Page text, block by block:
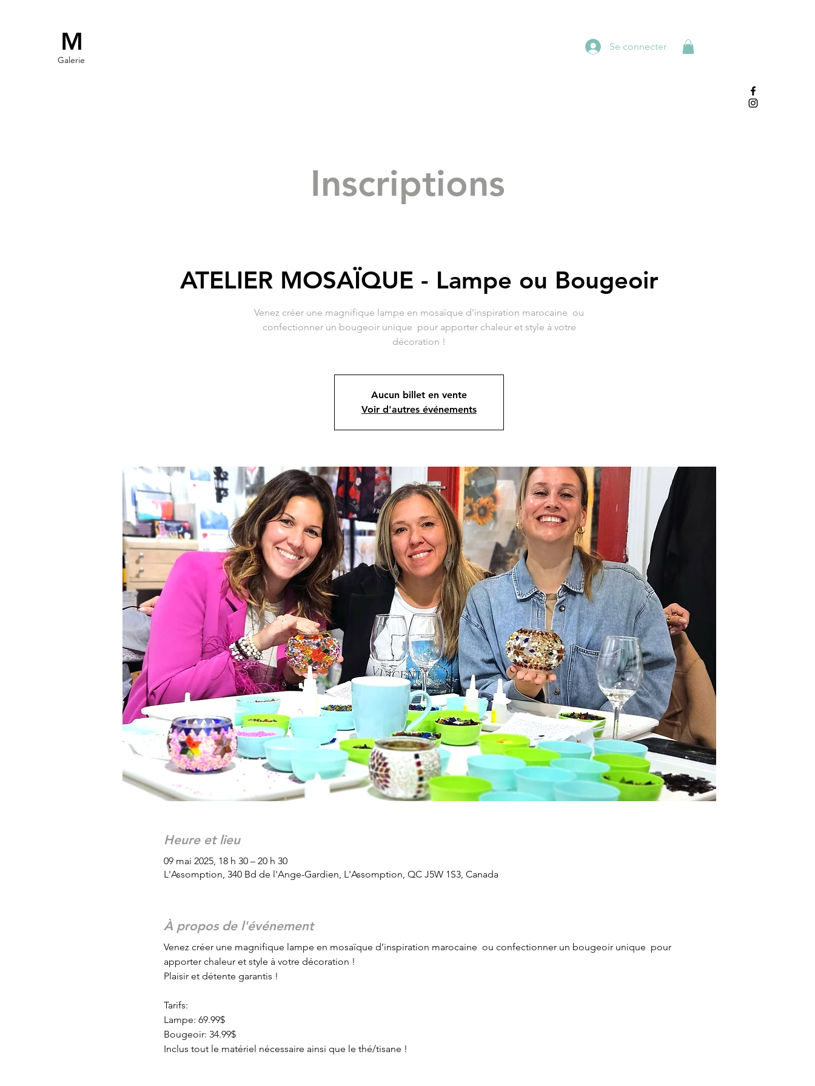
M
Galerie
Se connecter
Inscriptions
ATELIER MOSAÏQUE - Lampe ou Bougeoir
Venez créer une magnifique lampe en mosaïque d’inspiration marocaine ou
confectionner un bougeoir unique pour apporter chaleur et style à votre
décoration !
Aucun billet en vente
Voir d'autres événements
Heure et lieu
09 mai 2025, 18 h 30 – 20 h 30
L'Assomption, 340 Bd de l'Ange-Gardien, L'Assomption, QC J5W 1S3, Canada
À propos de l'événement
Venez créer une magnifique lampe en mosaïque d’inspiration marocaine  ou confectionner un bougeoir unique  pour
apporter chaleur et style à votre décoration !
Plaisir et détente garantis !
Tarifs:
Lampe: 69.99$
Bougeoir: 34.99$
Inclus tout le matériel nécessaire ainsi que le thé/tisane !